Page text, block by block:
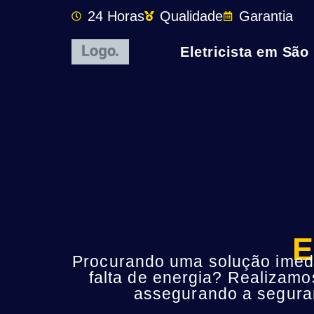
24 Horas Qualidade Garantia
Eletricista em São
Procurando uma solução
falta de energia?
assegurando a